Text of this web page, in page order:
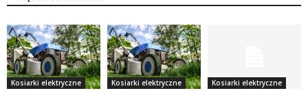
Kosiarki elektryczne Kosiarki elektryczne Kosiarki elektryczne